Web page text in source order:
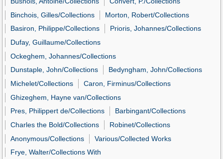
Binchois, Gilles/Collections
Morton, Robert/Collections
Basiron, Philippe/Collections
Prioris, Johannes/Collections
Dufay, Guillaume/Collections
Ockeghem, Johannes/Collections
Dunstaple, John/Collections
Bedyngham, John/Collections
Michelet/Collections
Caron, Firminus/Collections
Ghizeghem, Hayne van/Collections
Pres, Philippert de/Collections
Barbingant/Collections
Charles the Bold/Collections
Robinet/Collections
Anonymous/Collections
Various/Collected Works
Frye, Walter/Collections With